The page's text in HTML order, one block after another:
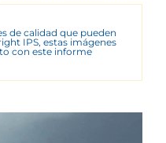
de calidad que pueden
IPS, estas imágenes
con este informe